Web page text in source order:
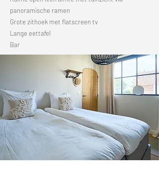
panoramische ramen
Grote zithoek met flatscreen tv
Lange eettafel
Bar